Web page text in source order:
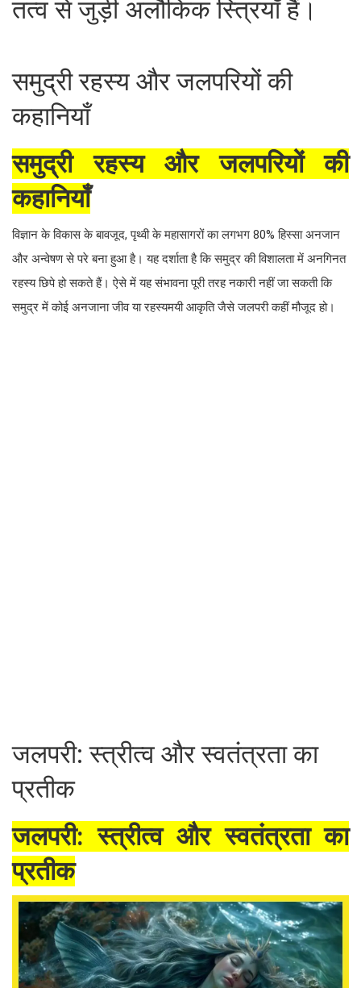
तत्व से जुड़ी अलौकिक स्त्रियाँ हैं।
समुद्री रहस्य और जलपरियों की
कहानियाँ
समुद्री रहस्य और जलपरियों की
कहानियाँ
विज्ञान के विकास के बावजूद, पृथ्वी के महासागरों का लगभग 80% हिस्सा अनजान
और अन्वेषण से परे बना हुआ है। यह दर्शाता है कि समुद्र की विशालता में अनगिनत
रहस्य छिपे हो सकते हैं। ऐसे में यह संभावना पूरी तरह नकारी नहीं जा सकती कि
समुद्र में कोई अनजाना जीव या रहस्यमयी आकृति जैसे जलपरी कहीं मौजूद हो।
जलपरी: स्त्रीत्व और स्वतंत्रता का
प्रतीक
जलपरी: स्त्रीत्व और स्वतंत्रता का
प्रतीक